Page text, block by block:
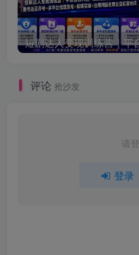
评论 抢沙发
请
登录